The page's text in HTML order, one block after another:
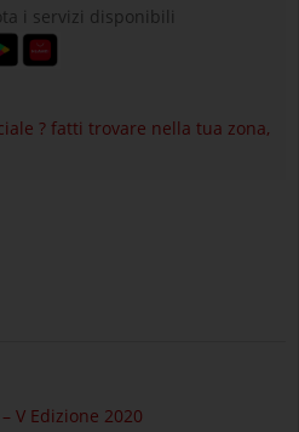
i servizi disponibili
? fatti trovare nella tua zona,
V Edizione 2020